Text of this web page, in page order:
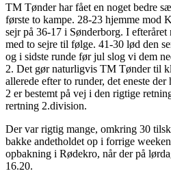
TM Tønder har fået en noget bedre
første to kampe. 28-23 hjemme mod
sejr på 36-17 i Sønderborg. I
med to sejre til følge. 41-30 lød den
og i sidste runde før jul slog vi dem
2. Det gør naturligvis TM Tønder til
allerede efter to runder, det eneste
2 er bestemt på vej i den rigtige
rertning 2.division.
Der var rigtig mange, omkring 30
bakke andetholdet op i forrige
opbakning i Rødekro, når der på
16.20.